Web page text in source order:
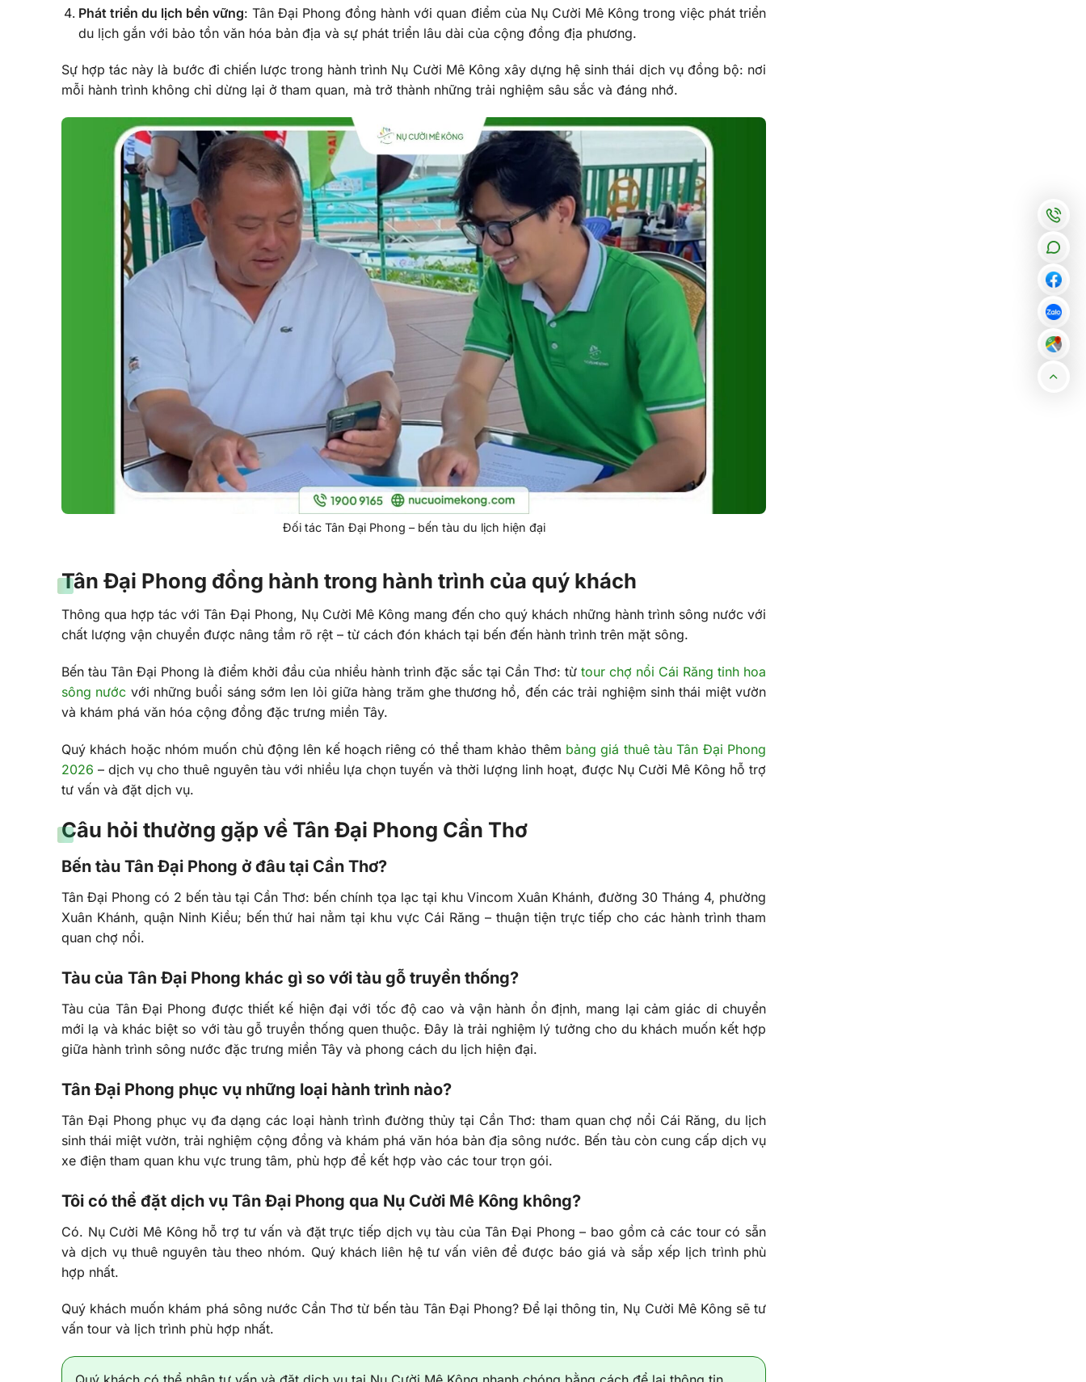
Phát triển du lịch bền vững: Tân Đại Phong đồng hành với quan điểm của Nụ Cười Mê Kông trong việc phát triển
du lịch gắn với bảo tồn văn hóa bản địa và sự phát triển lâu dài của cộng đồng địa phương.
Sự hợp tác này là bước đi chiến lược trong hành trình Nụ Cười Mê Kông xây dựng hệ sinh thái dịch vụ đồng bộ: nơi
mỗi hành trình không chỉ dừng lại ở tham quan, mà trở thành những trải nghiệm sâu sắc và đáng nhớ.
Đối tác Tân Đại Phong – bến tàu du lịch hiện đại
Tân Đại Phong đồng hành trong hành trình của quý khách
Thông qua hợp tác với Tân Đại Phong, Nụ Cười Mê Kông mang đến cho quý khách những hành trình sông nước với
chất lượng vận chuyển được nâng tầm rõ rệt – từ cách đón khách tại bến đến hành trình trên mặt sông.
Bến tàu Tân Đại Phong là điểm khởi đầu của nhiều hành trình đặc sắc tại Cần Thơ: từ tour chợ nổi Cái Răng tinh hoa
sông nước với những buổi sáng sớm len lỏi giữa hàng trăm ghe thương hồ, đến các trải nghiệm sinh thái miệt vườn
và khám phá văn hóa cộng đồng đặc trưng miền Tây.
Quý khách hoặc nhóm muốn chủ động lên kế hoạch riêng có thể tham khảo thêm bảng giá thuê tàu Tân Đại Phong
2026 – dịch vụ cho thuê nguyên tàu với nhiều lựa chọn tuyến và thời lượng linh hoạt, được Nụ Cười Mê Kông hỗ trợ
tư vấn và đặt dịch vụ.
Câu hỏi thường gặp về Tân Đại Phong Cần Thơ
Bến tàu Tân Đại Phong ở đâu tại Cần Thơ?
Tân Đại Phong có 2 bến tàu tại Cần Thơ: bến chính tọa lạc tại khu Vincom Xuân Khánh, đường 30 Tháng 4, phường
Xuân Khánh, quận Ninh Kiều; bến thứ hai nằm tại khu vực Cái Răng – thuận tiện trực tiếp cho các hành trình tham
quan chợ nổi.
Tàu của Tân Đại Phong khác gì so với tàu gỗ truyền thống?
Tàu của Tân Đại Phong được thiết kế hiện đại với tốc độ cao và vận hành ổn định, mang lại cảm giác di chuyển
mới lạ và khác biệt so với tàu gỗ truyền thống quen thuộc. Đây là trải nghiệm lý tưởng cho du khách muốn kết hợp
giữa hành trình sông nước đặc trưng miền Tây và phong cách du lịch hiện đại.
Tân Đại Phong phục vụ những loại hành trình nào?
Tân Đại Phong phục vụ đa dạng các loại hành trình đường thủy tại Cần Thơ: tham quan chợ nổi Cái Răng, du lịch
sinh thái miệt vườn, trải nghiệm cộng đồng và khám phá văn hóa bản địa sông nước. Bến tàu còn cung cấp dịch vụ
xe điện tham quan khu vực trung tâm, phù hợp để kết hợp vào các tour trọn gói.
Tôi có thể đặt dịch vụ Tân Đại Phong qua Nụ Cười Mê Kông không?
Có. Nụ Cười Mê Kông hỗ trợ tư vấn và đặt trực tiếp dịch vụ tàu của Tân Đại Phong – bao gồm cả các tour có sẵn
và dịch vụ thuê nguyên tàu theo nhóm. Quý khách liên hệ tư vấn viên để được báo giá và sắp xếp lịch trình phù
hợp nhất.
Quý khách muốn khám phá sông nước Cần Thơ từ bến tàu Tân Đại Phong? Để lại thông tin, Nụ Cười Mê Kông sẽ tư
vấn tour và lịch trình phù hợp nhất.